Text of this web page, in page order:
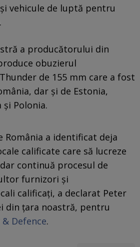
vehicule de luptă pentru
a producătorului din
obuzierul
de 155 mm care a fost
dar și de Estonia,
și Polonia.
România a identificat deja
calificate care să lucreze
continuă procesul de
furnizori și
calificați, a declarat Peter
din țara noastră, pentru
Defence.